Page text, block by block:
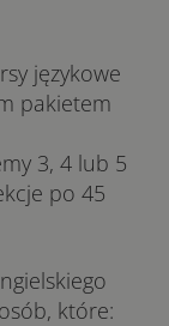
językowe
pa­kie­tem
3, 4 lub 5
po 45
któ­re: